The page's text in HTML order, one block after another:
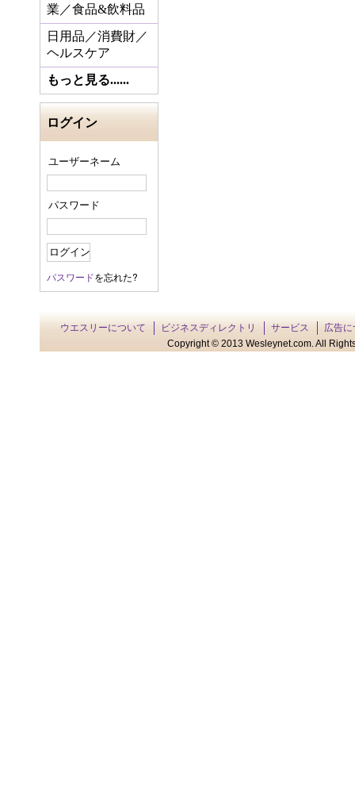
業／食品&飲料品
日用品／消費財／
ヘルスケア
もっと見る......
ログイン
ユーザーネーム
パスワード
パスワードを忘れた?
ウエスリーについて ビジネスディレクトリ サービス
広告に
Copyright © 2013 Wesleynet.com. All